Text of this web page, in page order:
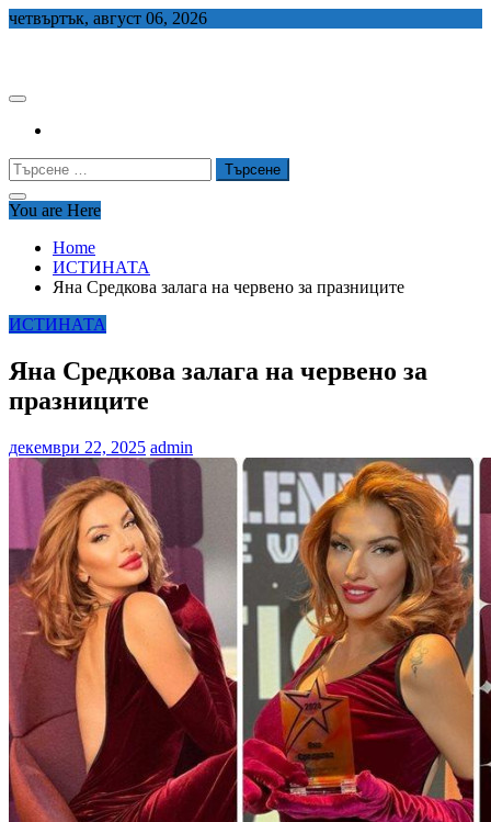
Skip
четвъртък, август 06, 2026
Търсене
за:
You are Here
Home
ИСТИНАТА
Яна Средкова залага на червено за празниците
ИСТИНАТА
Яна Средкова залага на червено за
празниците
декември 22, 2025 admin